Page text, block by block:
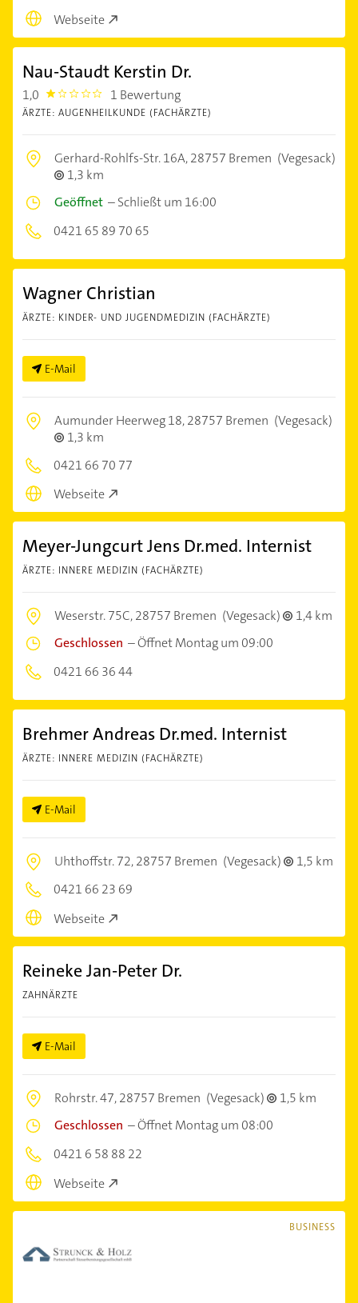
Webseite
Nau-Staudt Kerstin Dr.
1,0 1.0 1 Bewertung
ÄRZTE: AUGENHEILKUNDE (FACHÄRZTE)
Gerhard-Rohlfs-Str. 16A,28757 Bremen (Vegesack)
1,3 km
Geöffnet –Schließt um 16:00
0421 65 89 70 65
Wagner Christian
ÄRZTE: KINDER- UND JUGENDMEDIZIN (FACHÄRZTE)
E-Mail
Aumunder Heerweg 18,28757 Bremen (Vegesack)
1,3 km
0421 66 70 77
Webseite
Meyer-Jungcurt Jens Dr.med. Internist
ÄRZTE: INNERE MEDIZIN (FACHÄRZTE)
Weserstr. 75C,28757 Bremen (Vegesack)
1,4 km
Geschlossen –Öffnet Montag um 09:00
0421 66 36 44
Brehmer Andreas Dr.med. Internist
ÄRZTE: INNERE MEDIZIN (FACHÄRZTE)
E-Mail
Uhthoffstr. 72,28757 Bremen (Vegesack)
1,5 km
0421 66 23 69
Webseite
Reineke Jan-Peter Dr.
ZAHNÄRZTE
E-Mail
Rohrstr. 47,28757 Bremen (Vegesack)
1,5 km
Geschlossen –Öffnet Montag um 08:00
0421 6 58 88 22
Webseite
BUSINESS